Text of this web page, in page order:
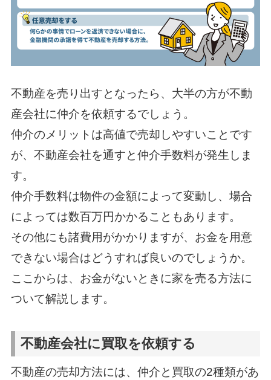
不動産を売り出すとなったら、大半の方が不動
産会社に仲介を依頼するでしょう。
仲介のメリットは高値で売却しやすいことです
が、不動産会社を通すと仲介手数料が発生しま
す。
仲介手数料は物件の金額によって変動し、場合
によっては数百万円かかることもあります。
その他にも諸費用がかかりますが、お金を用意
できない場合はどうすれば良いのでしょうか。
ここからは、お金がないときに家を売る方法に
ついて解説します。
不動産会社に買取を依頼する
不動産の売却方法には、仲介と買取の2種類があ